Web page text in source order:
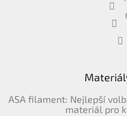
ASA filament: Nejlepší
materiál pro